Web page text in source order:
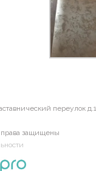
переулок
защищены